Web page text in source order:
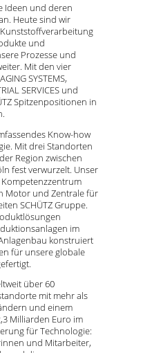
Ideen und deren
Heute sind wir
und
Prozesse und
Mit den vier
SYSTEMS,
SERVICES und
Spitzenpositionen in
Know-how
Mit drei Standorten
Region zwischen
fest verwurzelt. Unser
Kompetenzzentrum
Motor und Zentrale für
SCHÜTZ Gruppe.
im
konstruiert
für unsere globale
über 60
mit mehr als
und einem
Milliarden Euro im
für Technologie:
und Mitarbeiter,